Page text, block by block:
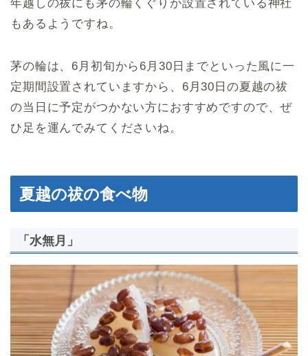
年越しの祓にも茅の輪くぐりが設置されている神社
もあるようですね。
茅の輪は、6月初旬から6月30日までといった風に一
定期間設置されていますから、6月30日の夏越の祓
の当日に予定がつかない方におすすめですので、ぜ
ひ足を運んでみてくださいね。
夏越の祓の食べ物
「水無月」